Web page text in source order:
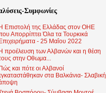
Συμφωνίες
Η Επιστολή της Ελλάδας στον ΟΗΕ
Απορρίπτει Όλα τα Τουρκικά
Επιχειρήματα - 25 Μαΐου 2022
Η προέλευση των Αλβανών και η θέση
στην Οθωμα...
Πώς και πότε οι Αλβανοί
στα Βαλκάνια- Σλαβική